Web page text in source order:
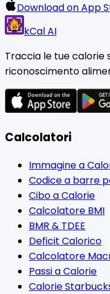
Download on App
kCal AI
Traccia le tue calorie
riconoscimento
Calcolatori
Immagine a
Codice a barre
Cibo a Calorie
Calcolatore BMI
BMR & TDEE
Deficit Calorico
Calcolatore
Passi a Calorie
Calorie